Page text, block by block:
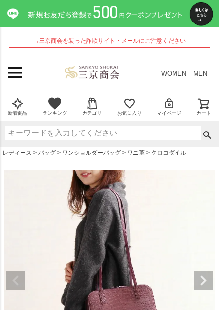
→三京商会を装った詐欺サイト・メールにご注意ください
WOMEN MEN
新着商品 ランキング カテゴリ お気に入り マイページ カート
レディース バッグ ワンショルダーバッグ ワニ革 クロコダイル
ペー
ジト
ップ
へ